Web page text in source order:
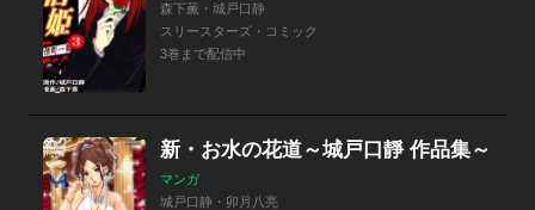
森下薫・城戸口静
スリースターズ・コミック
3巻まで配信中
新・お水の花道～城戸口靜 作品集～
マンガ
城戸口静・卯月八亮